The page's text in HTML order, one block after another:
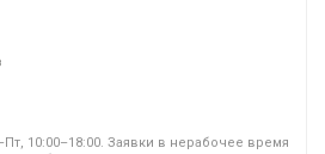
10:00–18:00. Заявки в нерабочее время